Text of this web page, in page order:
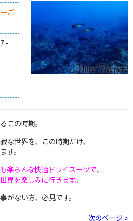
ご
-
この時期。
な世界を、この時期だけ、
す。
楽ちんな快適ドライスーツで、
界を楽しみに行きます。
がない方、必見です。
次のページ »